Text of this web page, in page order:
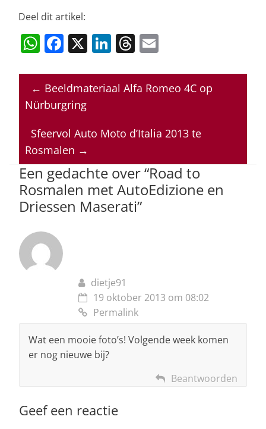
Deel dit artikel:
W
at
s
p
p
F
c
e
b
o
o
k
X Li
k
e
n
T
re
a
s
ai
l
← Beeldmateriaal Alfa Romeo 4C op
Nürburgring
Sfeervol Auto Moto d’Italia 2013 te
Rosmalen →
Een gedachte over “Road to
Rosmalen met AutoEdizione en
Driessen Maserati”
dietje91
19 oktober 2013 om 08:02
Permalink
Wat een mooie foto’s! Volgende week komen
er nog nieuwe bij?
Beantwoorden
Geef een reactie